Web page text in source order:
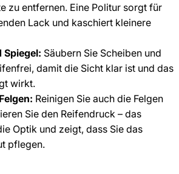
zu entfernen. Eine Politur sorgt für
Lack und kaschiert kleinere
Spiegel: Säubern Sie Scheiben und
damit die Sicht klar ist und das
wirkt.
Reinigen Sie auch die Felgen
Sie den Reifendruck – das
Optik und zeigt, dass Sie das
pflegen.